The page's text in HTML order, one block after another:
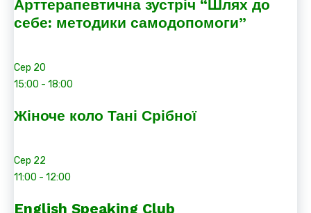
Арттерапевтична зустріч “Шлях до
себе: методики самодопомоги”
Сер 20
15:00 - 18:00
Жіноче коло Тані Срібної
Сер 22
11:00 - 12:00
English Speaking Club